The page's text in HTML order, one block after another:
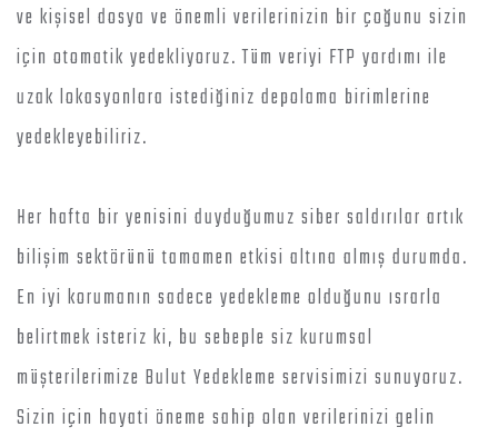
ve kişisel dosya ve önemli verilerinizin bir çoğunu sizin
için otomatik yedekliyoruz. Tüm veriyi FTP yardımı ile
uzak lokasyonlara istediğiniz depolama birimlerine
yedekleyebiliriz.
Her hafta bir yenisini duyduğumuz siber saldırılar artık
bilişim sektörünü tamamen etkisi altına almış durumda.
En iyi korumanın sadece yedekleme olduğunu ısrarla
belirtmek isteriz ki, bu sebeple siz kurumsal
müşterilerimize Bulut Yedekleme servisimizi sunuyoruz.
Sizin için hayati öneme sahip olan verilerinizi gelin